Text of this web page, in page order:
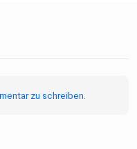
zu schreiben.